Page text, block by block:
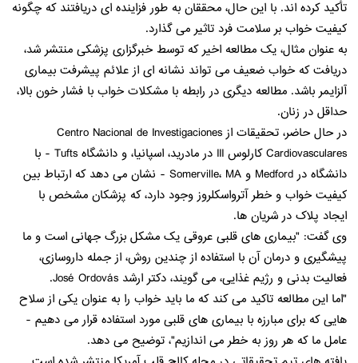
تأکید کرده اند. با این حال، محققان به طور فزاینده ای دریافتند که چگونه
کیفیت خواب بر سلامت فرد تاثیر می گذارد.
به عنوان مثال، یک مطالعه اخیر که توسط خبرگزاری پزشکی منتشر شد،
دریافت که خواب ضعیف می تواند نشانه ای از علائم پیشرفت بیماری
آلزایمر باشد. مطالعه دیگری در رابطه با مشکلات خواب با فشار خون بالا،
حداقل در زنان.
در حال حاضر، تحقیقات از Centro Nacional de Investigaciones
Cardiovasculares کارلوس III در مادرید، اسپانیا، و دانشگاه Tufts - با
دانشگاه در Medford و Somerville، MA - نشان می دهد که ارتباط بین
کیفیت خواب و خطر آترواسکلروز وجود دارد، که پزشکان مشخص با
ایجاد پلاک در شریان ها.
وی گفت: "بیماری های قلبی عروقی یک مشکل بزرگ جهانی است و ما
پیشگیری و درمان آن با استفاده از چندین روش، از جمله داروسازی،
فعالیت بدنی و رژیم غذایی، می گویند، دکتر ارشد José Ordovás.
"اما این مطالعه تاکید می کند که ما باید خواب را به عنوان یکی از سلاح
هایی که برای مبارزه با بیماری های قلبی مورد استفاده قرار می دهیم -
عامل ما که هر روز به خطر می اندازیم"، توضیح می دهد.